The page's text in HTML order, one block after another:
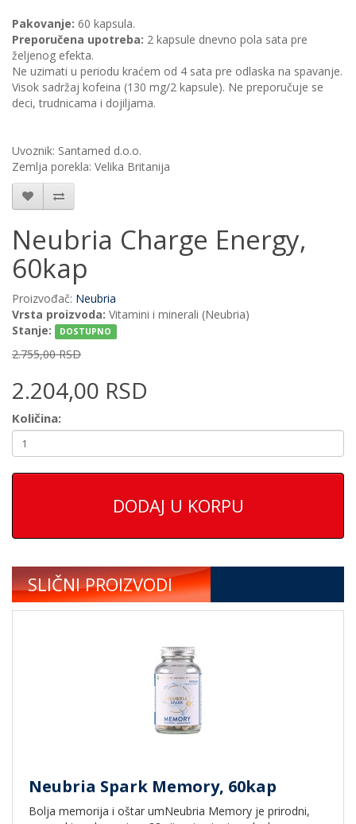
Pakovanje: 60 kapsula.
Preporučena upotreba: 2 kapsule dnevno pola sata pre
željenog efekta.
Ne uzimati u periodu kraćem od 4 sata pre odlaska na spavanje.
Visok sadržaj kofeina (130 mg/2 kapsule). Ne preporučuje se
deci, trudnicama i dojiljama.
Uvoznik: Santamed d.o.o.
Zemlja porekla: Velika Britanija
Neubria Charge Energy,
60kap
Proizvođač: Neubria
Vrsta proizvoda: Vitamini i minerali (Neubria)
Stanje:
DOSTUPNO
2.755,00 RSD
2.204,00 RSD
Količina:
DODAJ U KORPU
SLIČNI PROIZVODI
Neubria Spark Memory, 60kap
Bolja memorija i oštar umNeubria Memory je prirodni,